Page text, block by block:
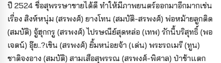
ปี 2524 ชื่อสุพรรษาขายได้ดี ทำให้มีภาพยนตร์ออกมาอีกมากเช่น
เรื่อง สิงห์หนุ่ม (สรพงศ์) ยางโทน (สมบัติ-สรพงศ์) พ่อหม้ายลูกติด
(สมบัติ) จู้ฮุกกรู (สรพงศ์) ไปรษณีย์สุดหล่อ (เทพ) รักนี้บริสุทธิ์ (พอ
เจตน์) อุ๊ย..?เขิน (สรพงศ์) ยิ้มหน่อยจ้า (เด่น) พระรถเมรี (ทูน)
ชาติจงอาง (สมบัติ) สามเสือสุพรรณ (สรพงศ์-พิศาล) ป่าช้าแตก